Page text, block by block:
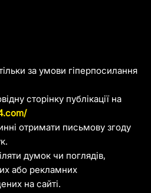
за умови гіперпосилання
сторінку публікації на
отримати письмову згоду
думок чи поглядів,
або рекламних
на сайті.